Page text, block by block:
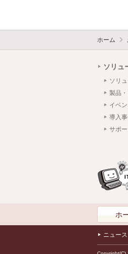
ホーム
ソリュ
ソリ
製品
イベ
導入事
サポ
ホ
ニュー